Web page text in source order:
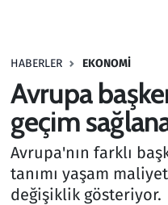
HABERLER EKONOMI
Avrupa
geçim
Avrupa'nın farklı
tanımı yaşam
değişiklik gösteriyor.
Haber
Kültür Sanat
Kurumsal Haberler
Lezzet Durağı